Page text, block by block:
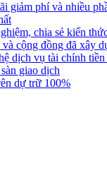
giảm phí và nhiều
chia sẻ kiến
cộng đồng đã xây
dịch vụ tài chính
giao dịch
dự trữ 100%